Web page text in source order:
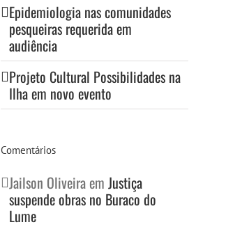
Epidemiologia nas comunidades
pesqueiras requerida em
audiência
Projeto Cultural Possibilidades na
Ilha em novo evento
Comentários
Jailson Oliveiraem Justiça
suspende obras no Buraco do
Lume